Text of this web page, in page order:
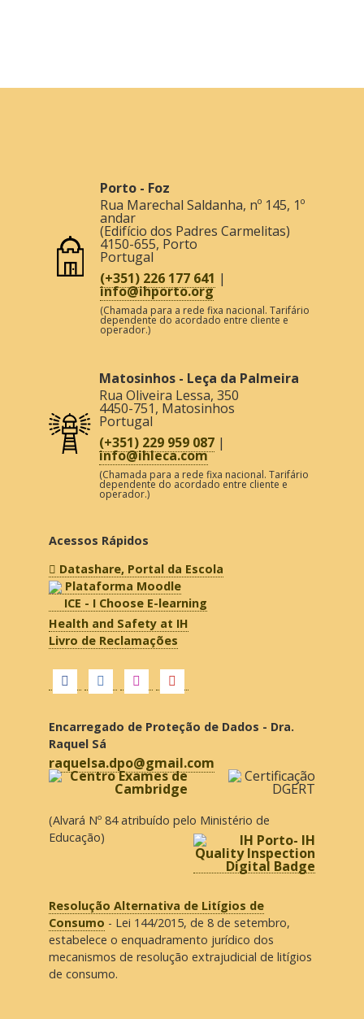
Porto - Foz
Rua Marechal Saldanha, nº 145, 1º
andar
(Edifício dos Padres Carmelitas)
4150-655, Porto
Portugal
(+351) 226 177 641 |
info@ihporto.org
(Chamada para a rede fixa nacional. Tarifário
dependente do acordado entre cliente e
operador.)
Matosinhos - Leça da Palmeira
Rua Oliveira Lessa, 350
4450-751, Matosinhos
Portugal
(+351) 229 959 087 |
info@ihleca.com
(Chamada para a rede fixa nacional. Tarifário
dependente do acordado entre cliente e
operador.)
Acessos Rápidos
Datashare, Portal da Escola
Plataforma Moodle
ICE - I Choose E-learning
Health and Safety at IH
Livro de Reclamações
Encarregado de Proteção de Dados - Dra.
Raquel Sá
raquelsa.dpo@gmail.com
(Alvará Nº 84 atribuído pelo Ministério de
Educação)
Resolução Alternativa de Litígios de
Consumo - Lei 144/2015, de 8 de setembro,
estabelece o enquadramento jurídico dos
mecanismos de resolução extrajudicial de litígios
de consumo.